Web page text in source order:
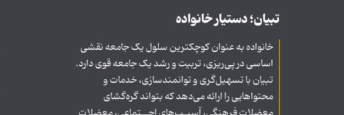
تبیان؛ دستیار خانواده
خانواده به عنوان کوچکترین سلول یک جامعه نقشی
اساسی در پی‌ریزی، تربیت و رشد یک جامعه قوی دارد.
تبیان با تسهیل‌گری و توانمندسازی، خدمات و
محتواهایی را ارائه می‌دهد که بتواند گره‌گشای